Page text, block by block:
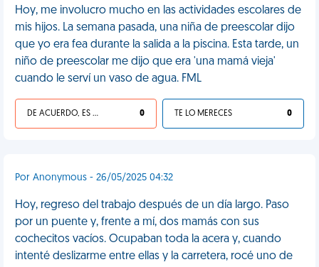
Hoy, me involucro mucho en las actividades escolares de
mis hijos. La semana pasada, una niña de preescolar dijo
que yo era fea durante la salida a la piscina. Esta tarde, un
niño de preescolar me dijo que era 'una mamá vieja'
cuando le serví un vaso de agua. FML
DE ACUERDO, ES UNA VIDA HP 0 TE LO MERECES 0
Por Anonymous - 26/05/2025 04:32
Hoy, regreso del trabajo después de un día largo. Paso
por un puente y, frente a mí, dos mamás con sus
cochecitos vacíos. Ocupaban toda la acera y, cuando
intenté deslizarme entre ellas y la carretera, rocé uno de